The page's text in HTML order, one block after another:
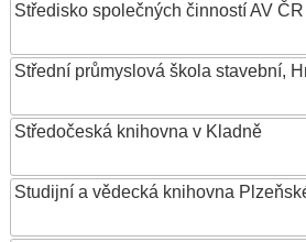
Středisko společných činností AV ČR
Střední průmyslová škola stavební,
Středočeská knihovna v Kladně
Studijní a vědecká knihovna